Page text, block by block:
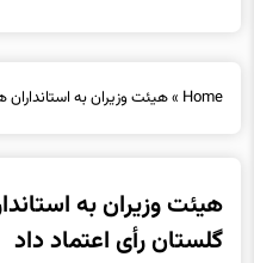
Home
»هیئت وزیران به استانداران
هیئت وزیران به
گلستان رأی اعتماد داد